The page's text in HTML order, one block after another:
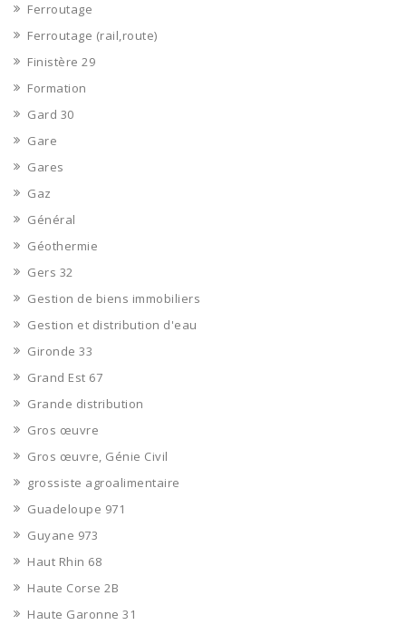
Ferroutage
Ferroutage (rail,route)
Finistère 29
Formation
Gard 30
Gare
Gares
Gaz
Général
Géothermie
Gers 32
Gestion de biens immobiliers
Gestion et distribution d'eau
Gironde 33
Grand Est 67
Grande distribution
Gros œuvre
Gros œuvre, Génie Civil
grossiste agroalimentaire
Guadeloupe 971
Guyane 973
Haut Rhin 68
Haute Corse 2B
Haute Garonne 31